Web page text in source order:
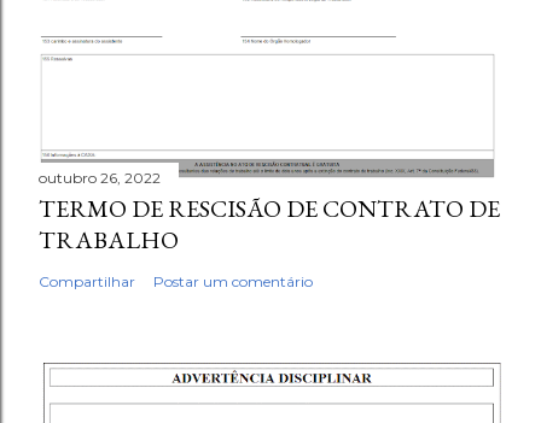
outubro 26, 2022
TERMO DE RESCISÃO DE CONTRATO DE
TRABALHO
Compartilhar Postar um comentário